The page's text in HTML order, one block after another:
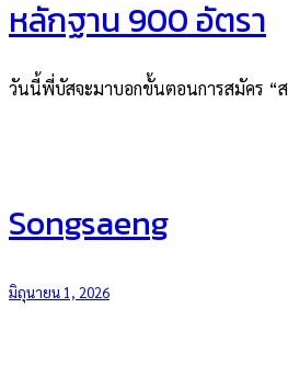
หลักฐาน 900 อัตรา
วันนี้พี่บัสจะมาบอกขั้นตอนการสมัคร “
Songsaeng
มิถุนายน 1, 2026